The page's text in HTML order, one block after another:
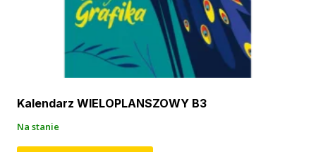
Kalendarz WIELOPLANSZOWY B3
Na stanie